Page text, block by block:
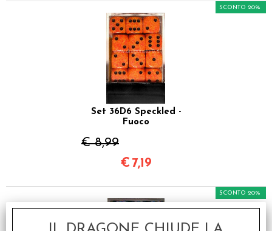
Set 36D6 Speckled -
Fuoco
€ 8,99
SCONTO 20%
€ 7,19
SCONTO 20%